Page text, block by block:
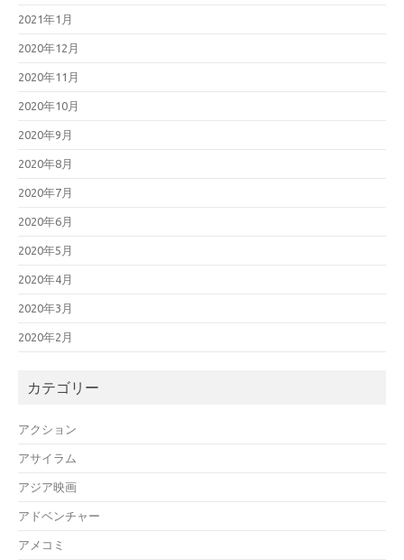
2021年1月
2020年12月
2020年11月
2020年10月
2020年9月
2020年8月
2020年7月
2020年6月
2020年5月
2020年4月
2020年3月
2020年2月
カテゴリー
アクション
アサイラム
アジア映画
アドベンチャー
アメコミ